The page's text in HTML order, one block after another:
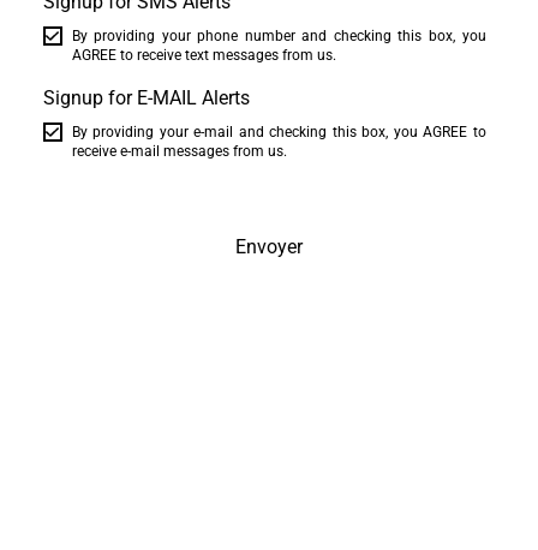
By providing your phone number and checking this box, you
AGREE to receive text messages from us.
Signup for E-MAIL Alerts
By providing your e-mail and checking this box, you AGREE to
receive e-mail messages from us.
Envoyer